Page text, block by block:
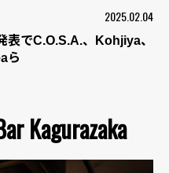
2025.02.04
表でC.O.S.A.、Kohjiya、
ら
Kagurazaka